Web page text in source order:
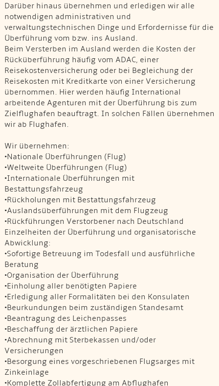
Darüber hinaus übernehmen und erledigen wir alle
notwendigen administrativen und
verwaltungstechnischen Dinge und Erfordernisse für die
Überführung vom bzw. ins Ausland.
Beim Versterben im Ausland werden die Kosten der
Rücküberführung häufig vom ADAC, einer
Reisekostenversicherung oder bei Begleichung der
Reisekosten mit Kreditkarte von einer Versicherung
übernommen. Hier werden häufig International
arbeitende Agenturen mit der Überführung bis zum
Zielflughafen beauftragt. In solchen Fällen übernehmen
wir ab Flughafen.
Wir übernehmen:
•Nationale Überführungen (Flug)
•Weltweite Überführungen (Flug)
•Internationale Überführungen mit
Bestattungsfahrzeug
•Rückholungen mit Bestattungsfahrzeug
•Auslandsüberführungen mit dem Flugzeug
•Rückführungen Verstorbener nach Deutschland
Einzelheiten der Überführung und organisatorische
Abwicklung:
•Sofortige Betreuung im Todesfall und ausführliche
Beratung
•Organisation der Überführung
•Einholung aller benötigten Papiere
•Erledigung aller Formalitäten bei den Konsulaten
•Beurkundungen beim zuständigen Standesamt
•Beantragung des Leichenpasses
•Beschaffung der ärztlichen Papiere
•Abrechnung mit Sterbekassen und/oder
Versicherungen
•Besorgung eines vorgeschriebenen Flugsarges mit
Zinkeinlage
•Komplette Zollabfertigung am Abflughafen